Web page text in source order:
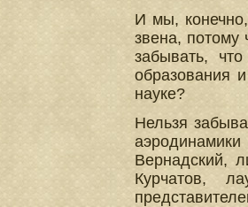
И мы,
звена, потому
забывать,
образования
науке?
Нельзя
Вернадский,
Курчатов,